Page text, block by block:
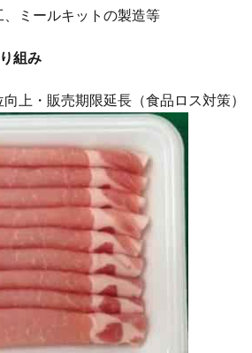
、ミールキットの製造等
組み
上・販売期限延長（食品ロス対策）